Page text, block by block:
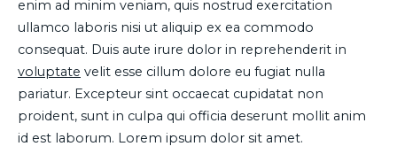
enim ad minim veniam, quis nostrud exercitation
ullamco laboris nisi ut aliquip ex ea commodo
consequat. Duis aute irure dolor in reprehenderit in
voluptate velit esse cillum dolore eu fugiat nulla
pariatur. Excepteur sint occaecat cupidatat non
proident, sunt in culpa qui officia deserunt mollit anim
id est laborum. Lorem ipsum dolor sit amet.